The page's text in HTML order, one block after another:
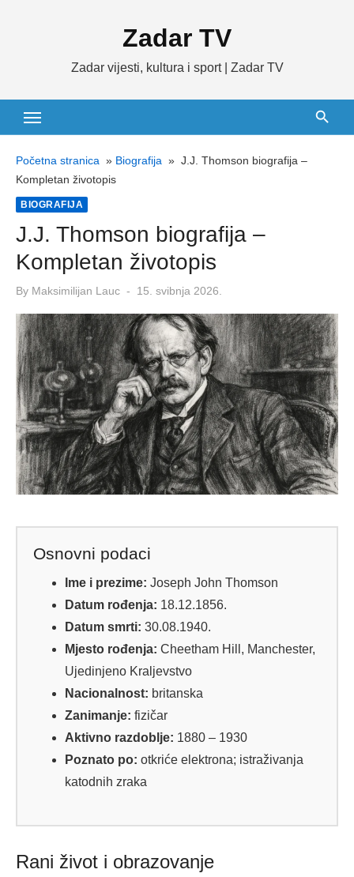
Zadar TV
Zadar vijesti, kultura i sport | Zadar TV
Početna stranica » Biografija » J.J. Thomson biografija –
Kompletan životopis
BIOGRAFIJA
J.J. Thomson biografija –
Kompletan životopis
By Maksimilijan Lauc
Posted
15. svibnja 2026.
Osnovni podaci
Ime i prezime: Joseph John Thomson
Datum rođenja: 18.12.1856.
Datum smrti: 30.08.1940.
Mjesto rođenja: Cheetham Hill, Manchester,
Ujedinjeno Kraljevstvo
Nacionalnost: britanska
Zanimanje: fizičar
Aktivno razdoblje: 1880 – 1930
Poznato po: otkriće elektrona; istraživanja
katodnih zraka
Rani život i obrazovanje